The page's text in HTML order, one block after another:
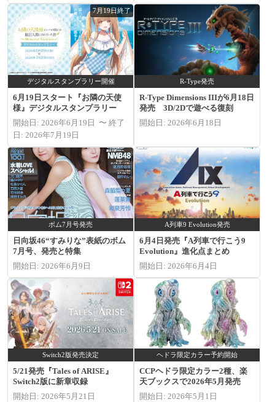
7月19日終了
デジタルスタンプラリー開催
6月19日スタート『お隣の天使
様』デジタルスタンプラリー
開始日: 2026年6月19日 〜 終了
日: 2026年7月19日
R-Type発売
R-Type Dimensions IIIが6月18日
発売 3D/2Dで遊べる復刻
開始日: 2026年6月18日
ボム7月号発売
日向坂46“すみりな”表紙のボム
7月号、発売と特集
開始日: 2026年6月9日
A列車9 Evolution発売
6月4日発売『A列車で行こう9
Evolution』進化点まとめ
開始日: 2026年6月4日
Switch2版発売決定
5/21発売『Tales of ARISE』
Switch2版に新章収録
開始日: 2026年5月21日
ヘドラ限定カラー予約開始
CCPヘドラ限定カラー2種、楽
天ブックスで2026年5月発売
開始日: 2026年5月1日